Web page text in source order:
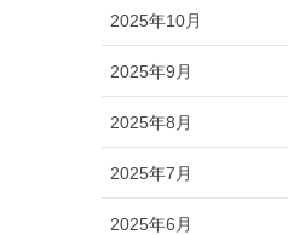
2025年10月
2025年9月
2025年8月
2025年7月
2025年6月